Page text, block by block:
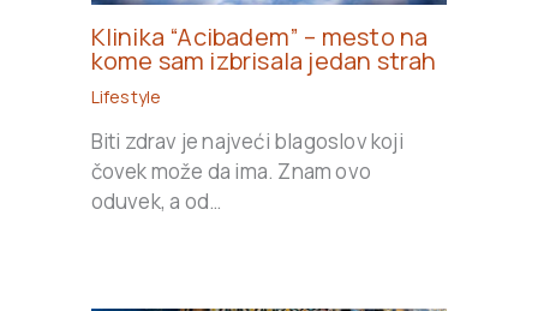
Klinika “Acibadem” – mesto na
kome sam izbrisala jedan strah
Lifestyle
Biti zdrav je najveći blagoslov koji
čovek može da ima. Znam ovo
oduvek, a od…